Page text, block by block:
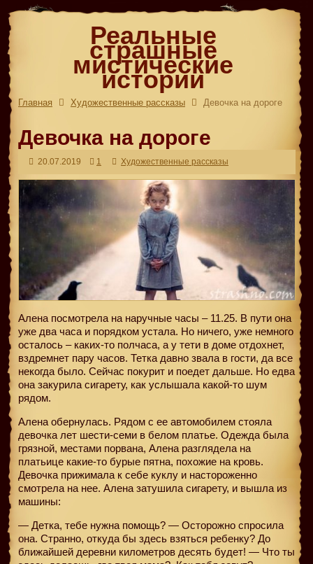
Реальные
страшные
мистические
истории
Главная Художественные рассказы Девочка на дороге
Девочка на дороге
20.07.2019 1 Художественные рассказы
Алена посмотрела на наручные часы – 11.25. В пути она
уже два часа и порядком устала. Но ничего, уже немного
осталось – каких-то полчаса, а у тети в доме отдохнет,
вздремнет пару часов. Тетка давно звала в гости, да все
некогда было. Сейчас покурит и поедет дальше. Но едва
она закурила сигарету, как услышала какой-то шум
рядом.
Алена обернулась. Рядом с ее автомобилем стояла
девочка лет шести-семи в белом платье. Одежда была
грязной, местами порвана, Алена разглядела на
платьице какие-то бурые пятна, похожие на кровь.
Девочка прижимала к себе куклу и настороженно
смотрела на нее. Алена затушила сигарету, и вышла из
машины:
— Детка, тебе нужна помощь? — Осторожно спросила
она. Странно, откуда бы здесь взяться ребенку? До
ближайшей деревни километров десять будет! — Что ты